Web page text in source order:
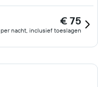
€ 75
per nacht, inclusief toeslagen